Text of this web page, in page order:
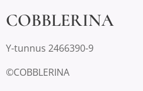
COBBLERINA
Y-tunnus 2466390-9
©COBBLERINA